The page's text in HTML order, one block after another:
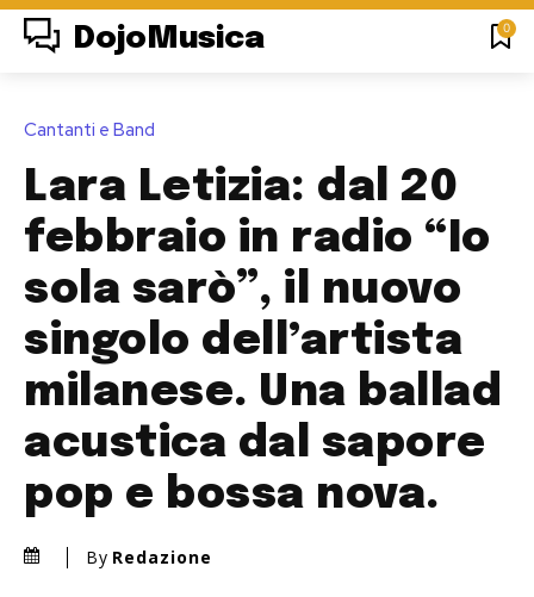
DojoMusica 0
Cantanti e Band
Lara Letizia: dal 20
febbraio in radio “Io
sola sarò”, il nuovo
singolo dell’artista
milanese. Una ballad
acustica dal sapore
pop e bossa nova.
By Redazione